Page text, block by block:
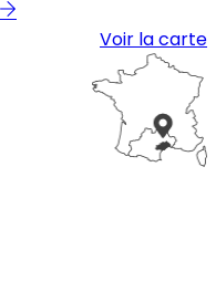
Voir la carte